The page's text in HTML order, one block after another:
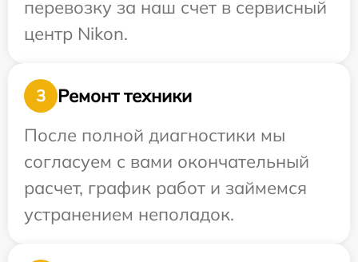
перевозку за наш счет в сервисный
центр Nikon.
3
Ремонт техники
После полной диагностики мы
согласуем с вами окончательный
расчет, график работ и займемся
устранением неполадок.